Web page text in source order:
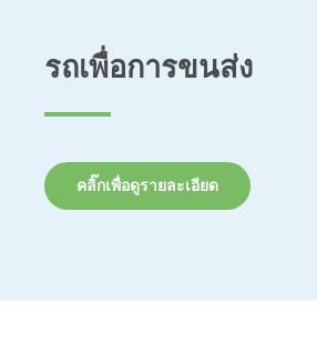
รถเพื่อการขนส่ง
คลิ๊กเพื่อดูรายละเอียด